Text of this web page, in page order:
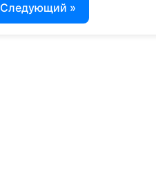
Следующий »